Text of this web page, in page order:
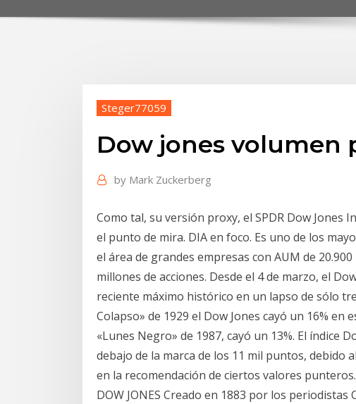
Steger77059
Dow jones volumen
by Mark Zuckerberg
Como tal, su versión proxy, el SPDR Dow Jones
el punto de mira. DIA en foco. Es uno de los
el área de grandes empresas con AUM de
millones de acciones. Desde el 4 de marzo, el
reciente máximo histórico en un lapso de sólo
Colapso» de 1929 el Dow Jones cayó un 16%
«Lunes Negro» de 1987, cayó un 13%. El índice
debajo de la marca de los 11 mil puntos, debido
en la recomendación de ciertos valores punteros.
DOW JONES Creado en 1883 por los periodistas